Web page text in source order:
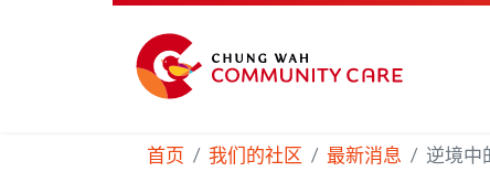
首页 我们的社区 最新消息 逆境中